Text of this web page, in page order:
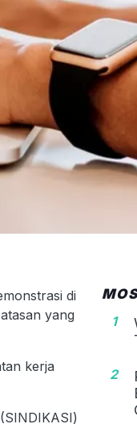
di
yang
kerja
1
2